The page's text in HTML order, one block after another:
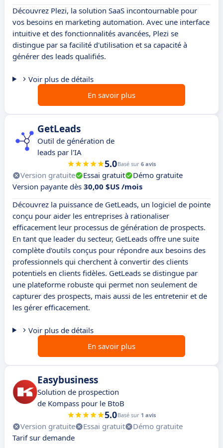
Découvrez Plezi, la solution SaaS incontournable pour
vos besoins en marketing automation. Avec une interface
intuitive et des fonctionnalités avancées, Plezi se
distingue par sa facilité d'utilisation et sa capacité à
générer des leads qualifiés.
Voir plus de détails
En savoir plus
GetLeads
Outil de génération de
leads par l'IA
5.0Basé sur 6 avis
Version gratuite Essai gratuit
Démo gratuite
Version payante dès 30,00 $US /mois
Découvrez la puissance de GetLeads, un logiciel de pointe
conçu pour aider les entreprises à rationaliser
efficacement leur processus de génération de prospects.
En tant que leader du secteur, GetLeads offre une suite
complète d'outils conçus pour répondre aux besoins des
professionnels qui cherchent à convertir des clients
potentiels en clients fidèles. GetLeads se distingue par
une plateforme robuste qui permet non seulement de
capturer des prospects, mais aussi de les entretenir et de
les gérer efficacement.
Voir plus de détails
En savoir plus
Easybusiness
Solution de prospection
de Kompass pour le BtoB
5.0Basé sur 1 avis
Version gratuite Essai gratuit
Démo gratuite
Tarif sur demande